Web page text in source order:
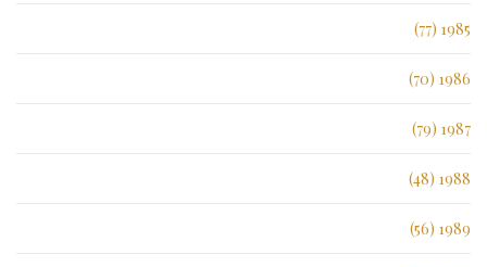
1985 (77)
1986 (70)
1987 (79)
1988 (48)
1989 (56)